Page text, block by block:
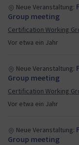
Vor etwa ein Jahr
Neue Veranstaltung:
Group meeting
Certification Working
Vor etwa ein Jahr
Neue Veranstaltung:
Group meeting
Certification Working
Neue Veranstaltung:
Group meeting